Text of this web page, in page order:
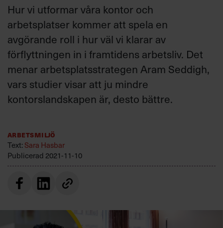
Annonsera
Om oss
Kontakta oss
Kundservice
Villkor och policy för
personuppgiftsbehandling
efter:
Hur vi utformar våra kontor och
arbetsplatser kommer att spela en
avgörande roll i hur väl vi klarar av
förflyttningen in i framtidens arbetsliv. Det
menar arbetsplatsstrategen Aram Seddigh,
vars studier visar att ju mindre
kontorslandskapen är, desto bättre.
Arbetsmiljö
Text: Sara Hasbar
Publicerad 2021-11-10